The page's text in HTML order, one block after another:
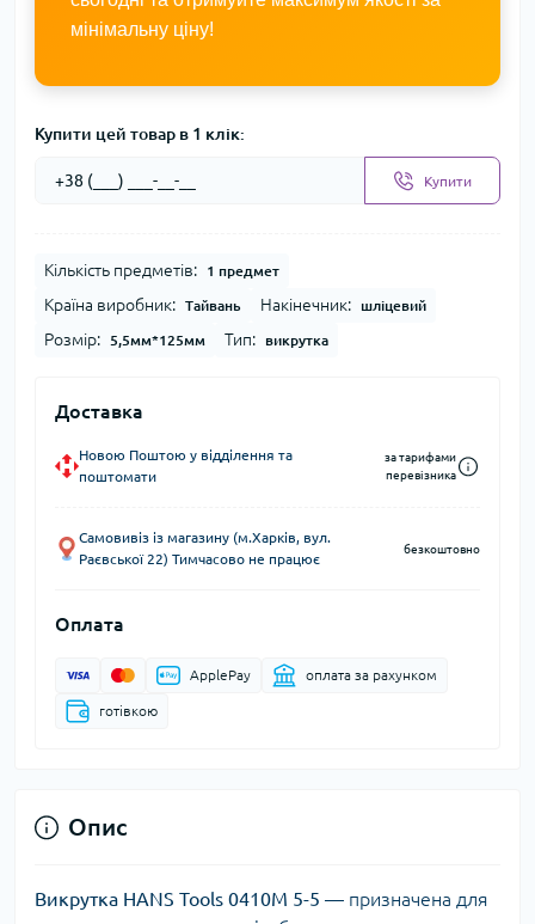
мінімальну ціну!
Купити цей товар в 1 клік:
Купити
Кількість предметів: 1 предмет
Країна виробник: Тайвань Накінечник: шліцевий
Розмір: 5,5мм*125мм Тип: викрутка
Доставка
Новою Поштою у відділення та
поштомати
за тарифами
перевізника
Самовивіз із магазину (м.Харків, вул.
Раєвської 22) Тимчасово не працює
безкоштовно
Оплата
ApplePay оплата за рахунком
готівкою
Опис
Викрутка HANS Tools 0410М 5-5 — призначена для